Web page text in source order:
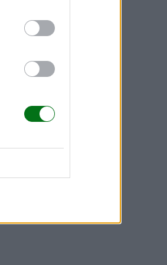
por la muje
del máximo